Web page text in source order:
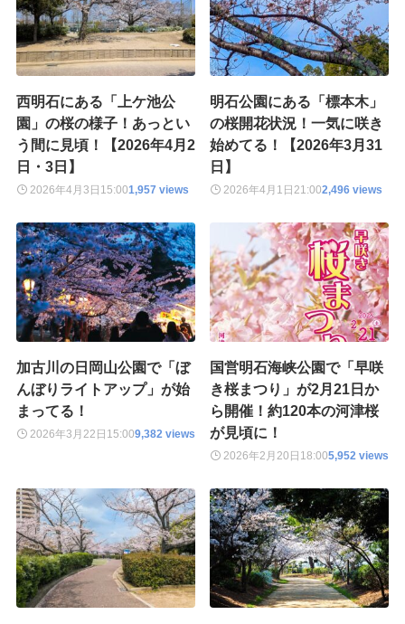
西明石にある「上ケ池公
園」の桜の様子！あっとい
う間に見頃！【2026年4月2
日・3日】
2026年4月3日 15:001,957 views
明石公園にある「標本木」
の桜開花状況！一気に咲き
始めてる！【2026年3月31
日】
2026年4月1日21:002,496 views
加古川の日岡山公園で「ぼ
んぼりライトアップ」が始
まってる！
2026年3月22日 15:009,382 views
国営明石海峡公園で「早咲
き桜まつり」が2月21日か
ら開催！約120本の河津桜
が見頃に！
2026年2月20日 18:005,952 views